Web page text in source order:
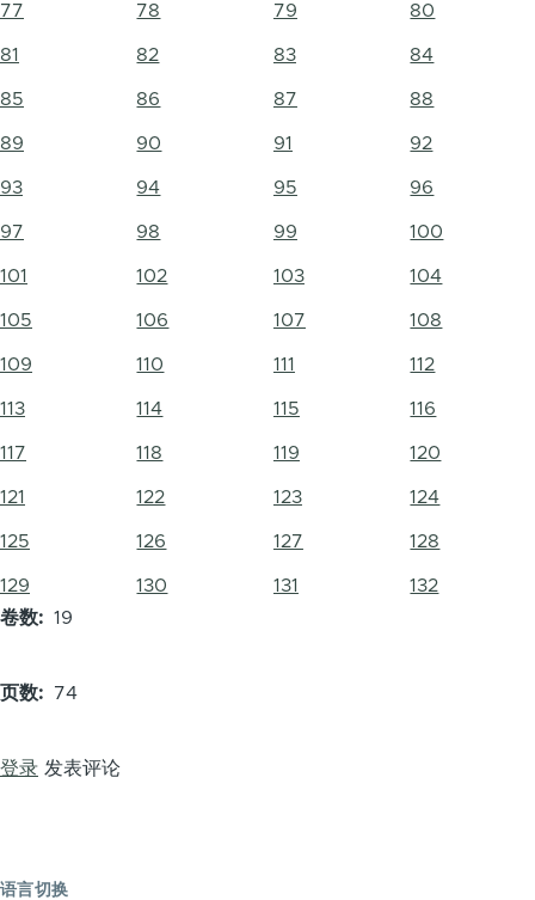
77 78 79 80
81 82 83 84
85 86 87 88
89 90 91 92
93 94 95 96
97 98 99 100
101 102 103 104
105 106 107 108
109 110 111 112
113 114 115 116
117 118 119 120
121 122 123 124
125 126 127 128
129 130 131
132
卷数
19
页数 74
登录 发表评论
语言切换